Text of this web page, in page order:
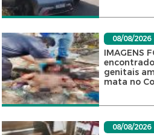
08/08/2026
IMAGENS
genitais
mata no
08/08/2026